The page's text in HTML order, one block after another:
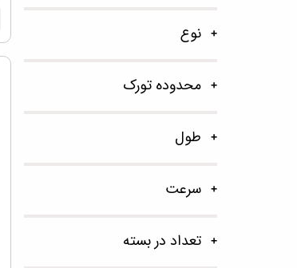
نوع
محدوده تورک
طول
سرعت
تعداد در بسته